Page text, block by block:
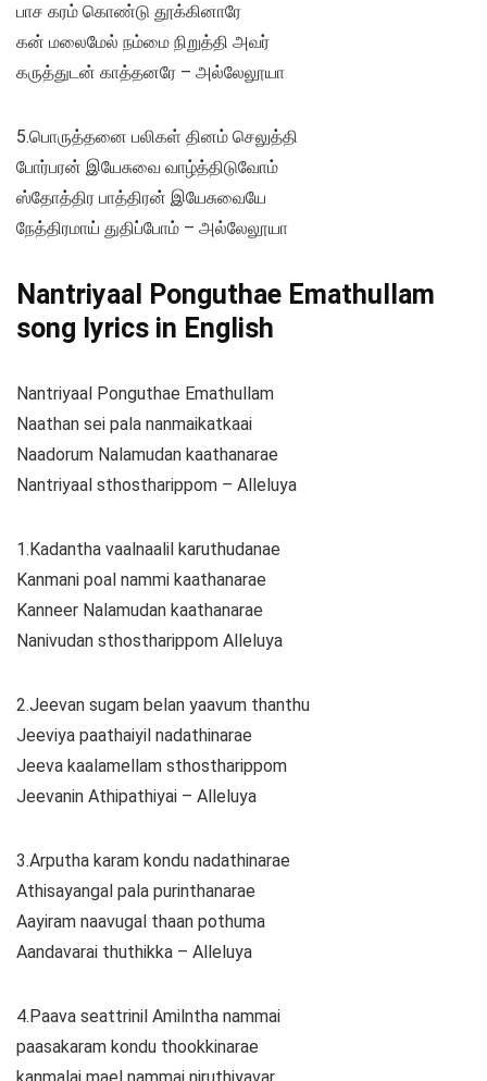
பாச கரம் கொண்டு தூக்கினாரே
கன் மலைமேல் நம்மை நிறுத்தி அவர்
கருத்துடன் காத்தனரே – அல்லேலூயா
5.பொருத்தனை பலிகள் தினம் செலுத்தி
போர்பரன் இயேசுவை வாழ்த்திடுவோம்
ஸ்தோத்திர பாத்திரன் இயேசுவையே
நேத்திரமாய் துதிப்போம் – அல்லேலூயா
Nantriyaal Ponguthae Emathullam
song lyrics in English
Nantriyaal Ponguthae Emathullam
Naathan sei pala nanmaikatkaai
Naadorum Nalamudan kaathanarae
Nantriyaal sthostharippom – Alleluya
1.Kadantha vaalnaalil karuthudanae
Kanmani poal nammi kaathanarae
Kanneer Nalamudan kaathanarae
Nanivudan sthostharippom Alleluya
2.Jeevan sugam belan yaavum thanthu
Jeeviya paathaiyil nadathinarae
Jeeva kaalamellam sthostharippom
Jeevanin Athipathiyai – Alleluya
3.Arputha karam kondu nadathinarae
Athisayangal pala purinthanarae
Aayiram naavugal thaan pothuma
Aandavarai thuthikka – Alleluya
4.Paava seattrinil Amilntha nammai
paasakaram kondu thookkinarae